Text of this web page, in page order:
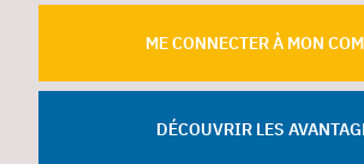
ME CONNECTER À MON
DÉCOUVRIR LES